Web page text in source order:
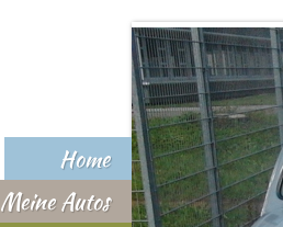
Home
Meine Autos